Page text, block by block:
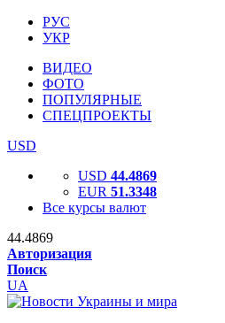
РУС
УКР
ВИДЕО
ФОТО
ПОПУЛЯРНЫЕ
СПЕЦПРОЕКТЫ
USD
USD 44.4869
EUR 51.3348
Все курсы валют
44.4869
Авторизация
Поиск
UA